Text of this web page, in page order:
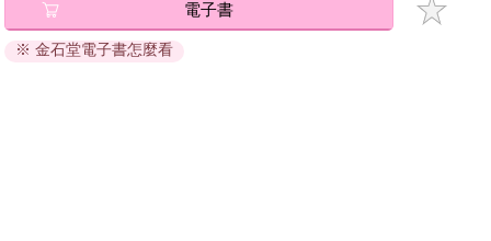
退換貨須知：
因版權保護，您在金石堂所購買的電子書僅能以金石堂專屬
電子書
※ 金石堂電子書怎麼看